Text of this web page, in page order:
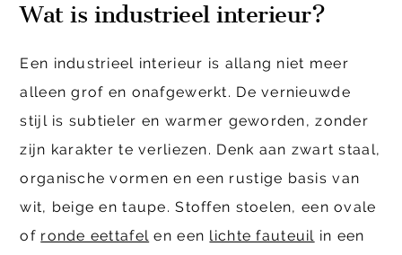
Wat is industrieel interieur?
Een industrieel interieur is allang niet meer
alleen grof en onafgewerkt. De vernieuwde
stijl is subtieler en warmer geworden, zonder
zijn karakter te verliezen. Denk aan zwart staal,
organische vormen en een rustige basis van
wit, beige en taupe. Stoffen stoelen, een ovale
of ronde eettafel en een lichte fauteuil in een